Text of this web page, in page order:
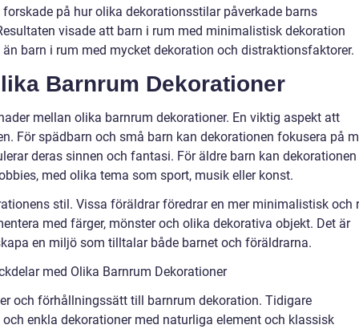
på hur olika dekorationsstilar påverkade barns
visade att barn i rum med minimalistisk dekoration
barn i rum med mycket dekoration och distraktionsfaktorer.
Barnrum Dekorationer
mellan olika barnrum dekorationer. En viktig aspekt att
För spädbarn och små barn kan dekorationen fokusera på
deras sinnen och fantasi. För äldre barn kan dekorationen
med olika tema som sport, musik eller konst.
stil. Vissa föräldrar föredrar en mer minimalistisk och
med färger, mönster och olika dekorativa objekt. Det är
en miljö som tilltalar både barnet och föräldrarna.
med Olika Barnrum Dekorationer
och förhållningssätt till barnrum dekoration. Tidigare
enkla dekorationer med naturliga element och klassisk